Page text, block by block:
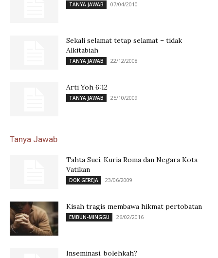
TANYA JAWAB 07/04/2010
Sekali selamat tetap selamat – tidak
Alkitabiah
TANYA JAWAB 22/12/2008
Arti Yoh 6:12
TANYA JAWAB 25/10/2009
Tanya Jawab
Tahta Suci, Kuria Roma dan Negara Kota
Vatikan
DOK GEREJA 23/06/2009
Kisah tragis membawa hikmat pertobatan
EMBUN-MINGGU 26/02/2016
Inseminasi, bolehkah?